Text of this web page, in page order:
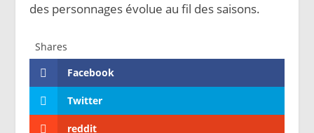
des personnages évolue au fil des saisons.
Shares
Facebook
Twitter
reddit